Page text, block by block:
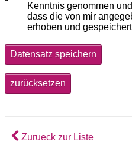
Kenntnis genommen
dass die von mir
erhoben und
Datensatz speichern
zurücksetzen
Zurueck zur Liste